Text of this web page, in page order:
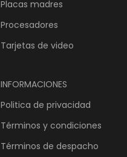
Placas madres
Procesadores
Tarjetas de video
INFORMACIONES
Politica de privacidad
Términos y condiciones
Términos de despacho